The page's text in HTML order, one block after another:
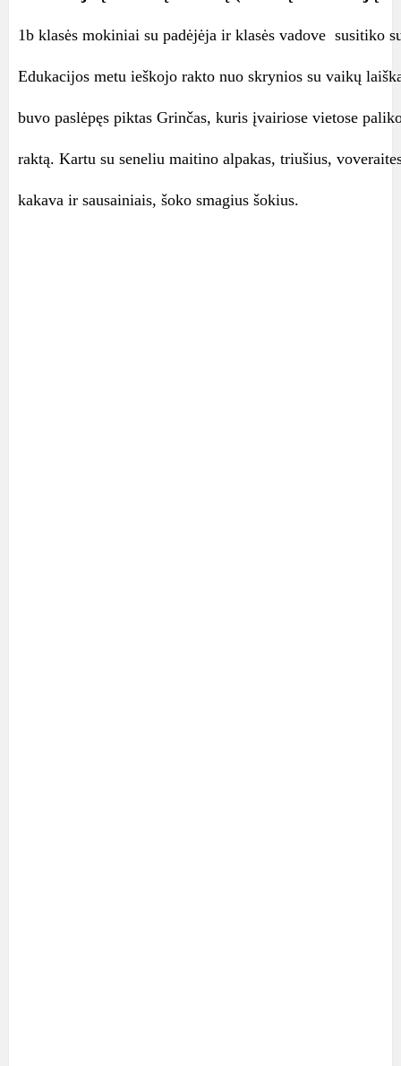
1b klasės mokiniai su padėjėja ir klasės vadove susitiko
Edukacijos metu ieškojo rakto nuo skrynios su vaikų
buvo paslėpęs piktas Grinčas, kuris įvairiose vietose
raktą. Kartu su seneliu maitino alpakas, triušius,
kakava ir sausainiais, šoko smagius šokius.